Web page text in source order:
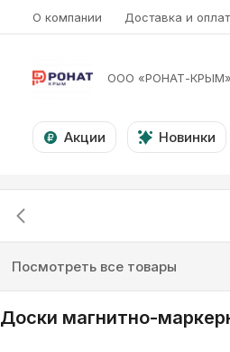
О компании Доставка и
ООО «РОНАТ-КРЫМ»
Акции Новинки
Посмотреть все товары
Доски магнитно-